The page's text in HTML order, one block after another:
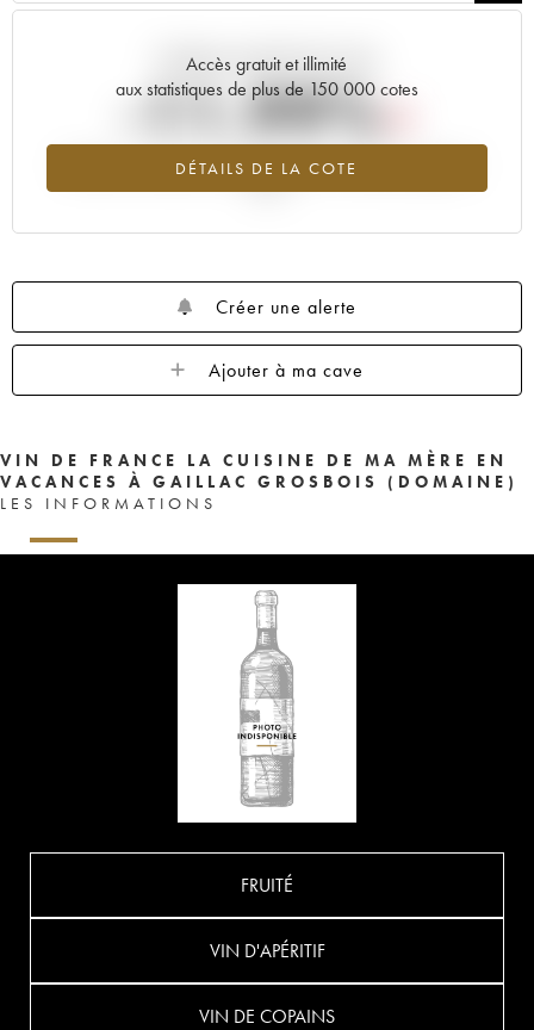
Accès gratuit et illimité
aux statistiques de plus de 150 000 cotes
DÉTAILS DE LA COTE
Tendance actuelle de la cote
-11.99%
Tendance à la baisse du millésime 2020 en 2026 par rapport à
Créer une alerte
Ajouter à ma cave
VIN DE FRANCE LA CUISINE DE MA MÈRE EN
VACANCES À GAILLAC GROSBOIS (DOMAINE)
LES INFORMATIONS
FRUITÉ
VIN D'APÉRITIF
VIN DE COPAINS